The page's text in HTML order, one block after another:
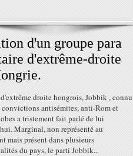
d'un groupe para
d'extrême-droite
droite hongrois, Jobbik , connu
convictions antisémites, anti-Rom et
a tristement fait parlé de lui
Marginal, non représenté au
mais présent dans plusieurs
du pays, le parti Jobbik...